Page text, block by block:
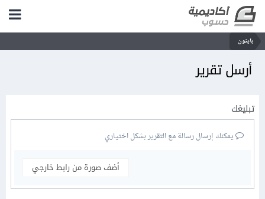
بايثون
أرسل تقرير
تبليغك
يمكنك إرسال رسالة مع التقرير بشكل اختياري
أضف صورة من رابط خارجي